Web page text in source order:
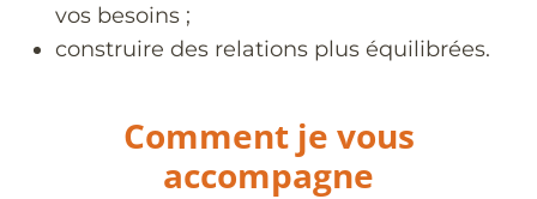
vos besoins ;
construire des relations plus équilibrées.
Comment je vous
accompagne